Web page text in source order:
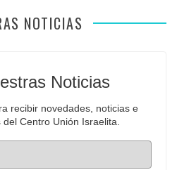
NOTICIAS
Noticias
recibir novedades, noticias e
Centro Unión Israelita.